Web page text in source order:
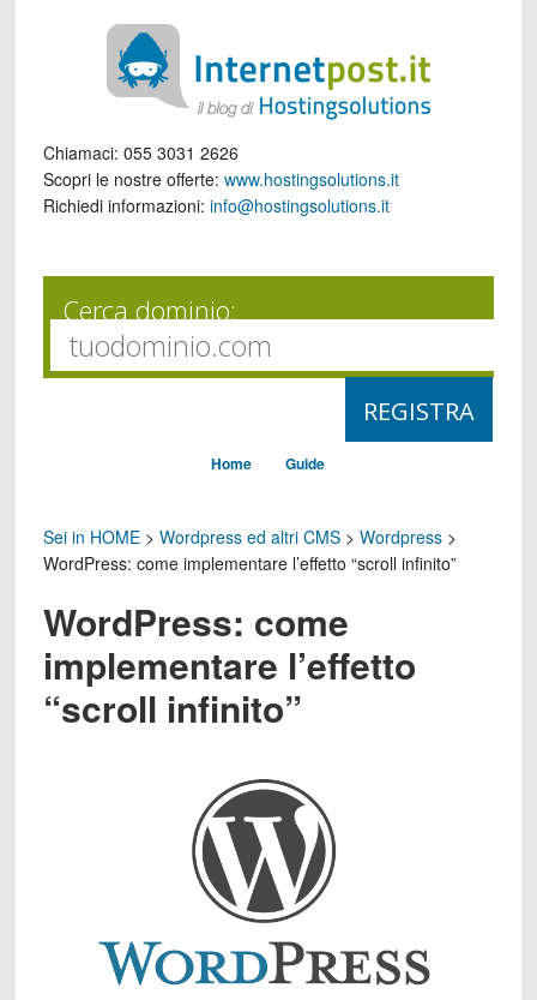
Chiamaci: 055 3031 2626
Scopri le nostre offerte: www.hostingsolutions.it
Richiedi informazioni: info@hostingsolutions.it
Cerca dominio:
Home Guide
Sei in HOME> Wordpress ed altri CMS> Wordpress>
WordPress: come implementare l’effetto “scroll infinito”
WordPress: come
implementare l’effetto
“scroll infinito”